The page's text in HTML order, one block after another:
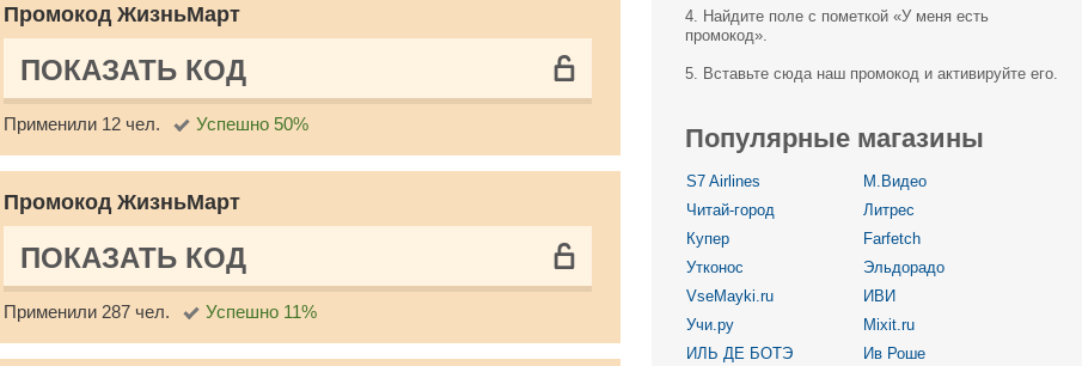
Промокод ЖизньМарт
ПОКАЗАТЬ КОД
Применили 12 чел. Успешно 50%
Промокод ЖизньМарт
ПОКАЗАТЬ КОД
Применили 287 чел. Успешно 11%
4. Найдите поле с пометкой «У меня есть
промокод».
5. Вставьте сюда наш промокод и активируйте его.
Популярные магазины
S7 Airlines
М.Видео
Читай-город
Литрес
Купер
Farfetch
Утконос
Эльдорадо
VseMayki.ru
ИВИ
Учи.ру
Mixit.ru
ИЛЬ ДЕ БОТЭ
Ив Роше